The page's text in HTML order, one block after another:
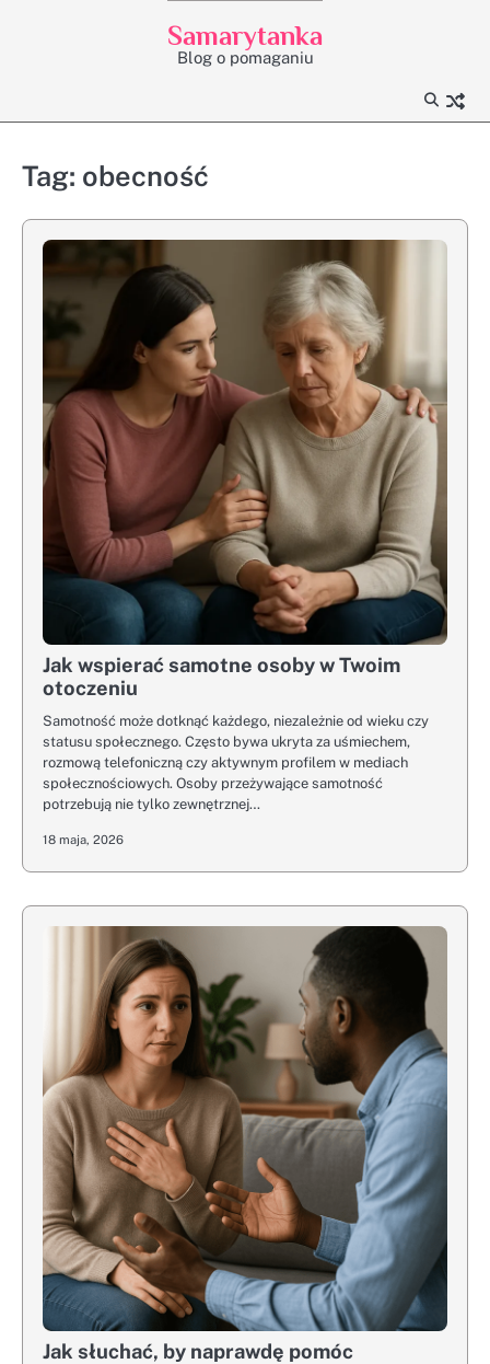
Samarytanka
Blog o pomaganiu
Tag: obecność
Jak wspierać samotne osoby w Twoim
otoczeniu
Samotność może dotknąć każdego, niezależnie od wieku czy
statusu społecznego. Często bywa ukryta za uśmiechem,
rozmową telefoniczną czy aktywnym profilem w mediach
społecznościowych. Osoby przeżywające samotność
potrzebują nie tylko zewnętrznej…
18 maja, 2026
Jak słuchać, by naprawdę pomóc